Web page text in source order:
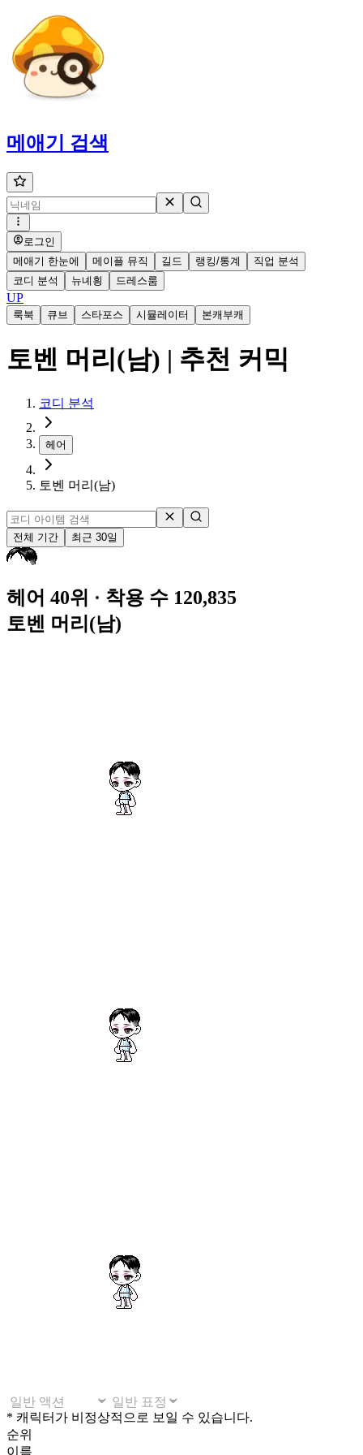
메애기 검색
로그인
메애기 한눈에
메이플 뮤직 길드 랭킹/통계
직업 분석
코디 분석
뉴녜힁 드레스룸
UP
룩북 큐브 스타포스 시뮬레이터 본캐부캐
토벤 머리(남) | 추천 커믹
코디 분석
헤어
토벤 머리(남)
전체 기간 최근 30일
헤어 40위 · 착용 수 120,835
토벤 머리(남)
* 캐릭터가 비정상적으로 보일 수 있습니다.
순위
이름